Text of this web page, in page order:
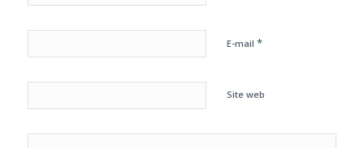
E-mail *
Site web